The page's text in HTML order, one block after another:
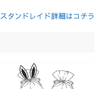
スタンドレイド詳細はコチラ